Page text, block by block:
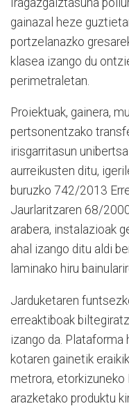
gainazal heze
portzelanazko
klasea izango du
perimetraletan.
Proiektuak, gainera,
pertsonentzako
irisgarritasun
aurreikusten ditu,
buruzko 742/2013
Jaurlaritzaren 68/
arabera, instalazioak
ahal izango ditu aldi
laminako hiru
Jarduketaren
erreaktiboak
izango da. Plataforma
kotaren gainetik
metrora,
arazketako produktu